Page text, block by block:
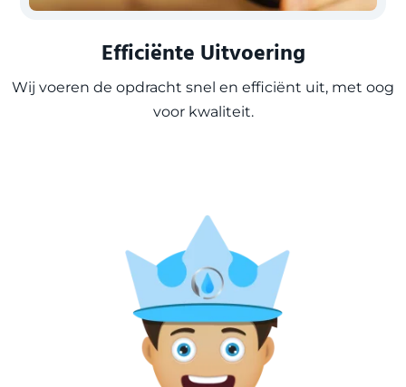
Efficiënte Uitvoering
Wij voeren de opdracht snel en efficiënt uit, met oog
voor kwaliteit.